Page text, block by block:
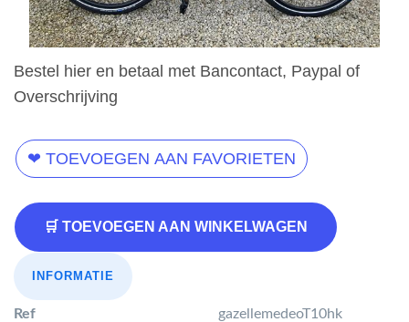
Bestel hier en betaal met Bancontact, Paypal of
Overschrijving
❤ TOEVOEGEN AAN FAVORIETEN
🛒 TOEVOEGEN AAN WINKELWAGEN
INFORMATIE
Ref
gazellemedeoT10hk